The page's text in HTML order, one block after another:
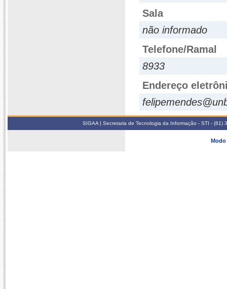
Sala
não informado
Telefone/Ramal
8933
Endereço
SIGAA | Secretaria de Tecnologia da Informação - STI -
Modo